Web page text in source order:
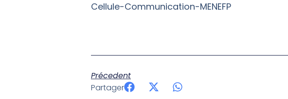
Cellule-Communication-MENEFP
Précedent
Partager